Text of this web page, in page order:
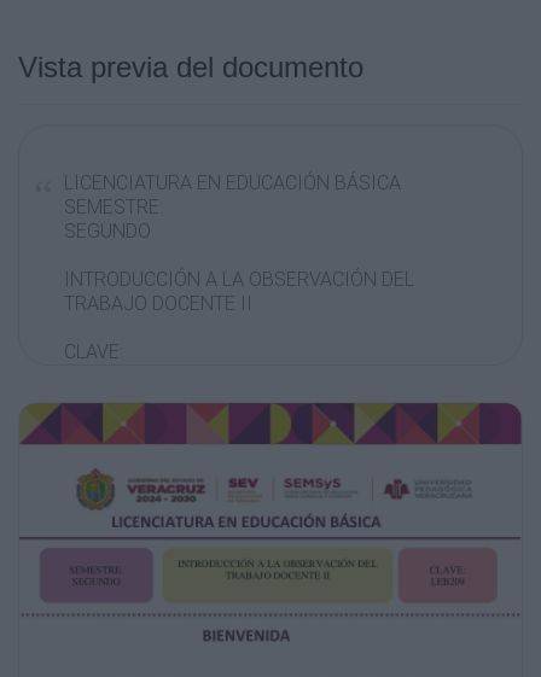
Vista previa del documento
LICENCIATURA EN EDUCACIÓN BÁSICA
SEMESTRE:
SEGUNDO
INTRODUCCIÓN A LA OBSERVACIÓN DEL
TRABAJO DOCENTE II
CLAVE:
BIENVENIDA
La Universidad Pedagógica Veracruzana (UPV) le da la
experiencia formativa de la Licenciatura en Educación
importancia del aprendizaje independiente,
sesiones
síncronas y asíncronas, con el propósito de desarrollar
operativas y
perceptivas.
En UPV hemos iniciado el tránsito académico y
educativo sustentado en el principio de aprender en el